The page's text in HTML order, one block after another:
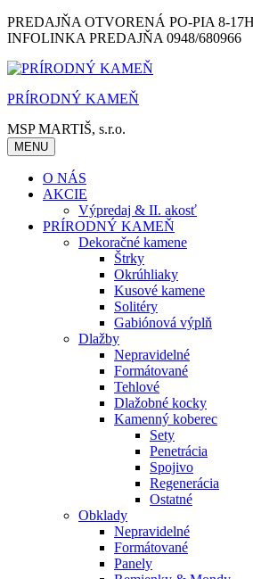
Skip
to
PREDAJŇA OTVORENÁ PO-PIA 8-
INFOLINKA PREDAJŇA 0948/680966
PRÍRODNÝ KAMEŇ
MSP MARTIŠ, s.r.o.
MENU
O NÁS
AKCIE
Výpredaj & II. akosť
PRÍRODNÝ KAMEŇ
Dekoračné kamene
Štrky
Okrúhliaky
Kusové kamene
Solitéry
Gabiónová výplň
Dlažby
Nepravidelné
Formátované
Tehlové
Dlažobné kocky
Kamenný koberec
Sety
Penetrácia
Spojivo
Regenerácia
Ostatné
Obklady
Nepravidelné
Formátované
Panely